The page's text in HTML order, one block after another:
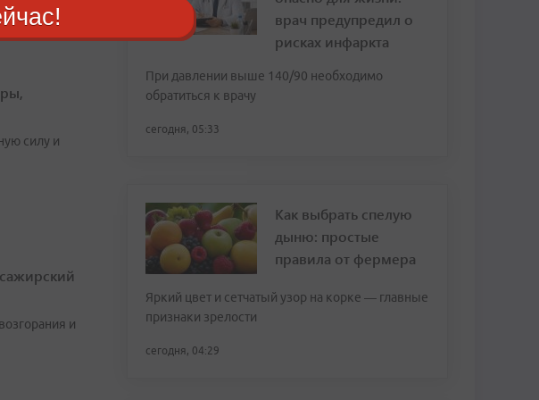
силу и
и
врач предупредил о
рисках инфаркта
При давлении выше 140/90 необходимо
обратиться к врачу
сегодня, 05:33
Как выбрать спелую
дыню: простые
правила от фермера
Яркий цвет и сетчатый узор на корке — главные
признаки зрелости
сегодня, 04:29